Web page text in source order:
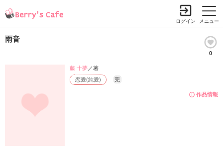
メニュー
ログイン
雨音
0
作品情報
恋愛(純愛) 完
藤 十夢／著